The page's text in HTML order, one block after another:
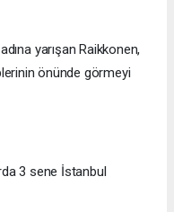
yarışan Raikkonen,
önünde görmeyi
3 sene İstanbul